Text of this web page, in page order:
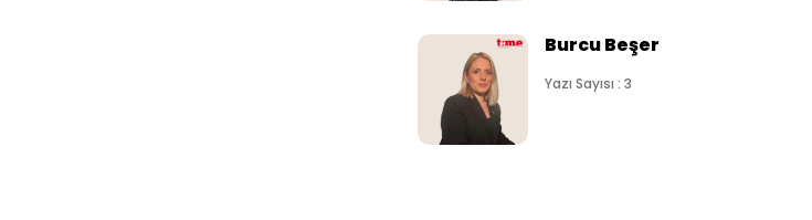
Burcu Beşer
Yazı Sayısı : 3